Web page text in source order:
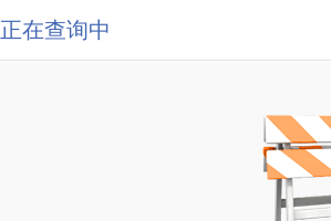
正在查询中